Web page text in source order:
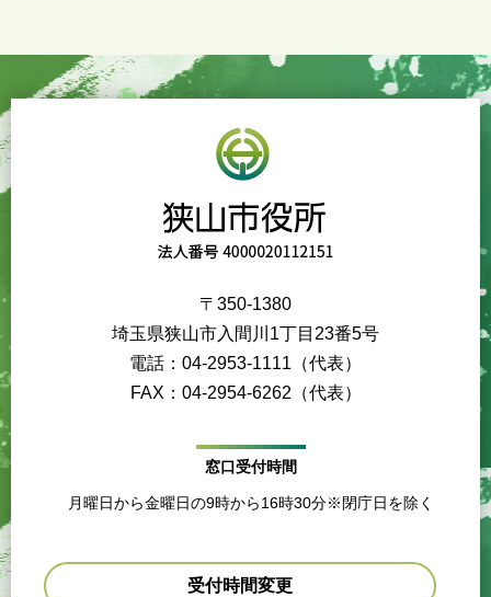
〒350-1380
埼玉県狭山市入間川1丁目23番5号
電話：04-2953-1111（代表）
FAX：04-2954-6262（代表）
窓口受付時間
月曜日から金曜日の9時から16時30分※閉庁日を除く
受付時間変更